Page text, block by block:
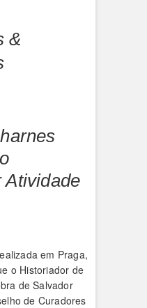
&
Atividade
em Praga,
o Historiador de
de Salvador
de Curadores